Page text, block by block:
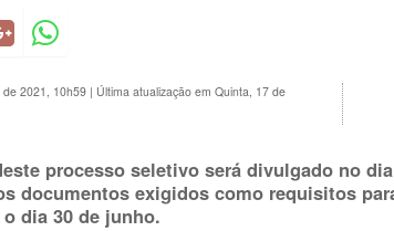
de 2021, 10h59 | Última atualização em Quinta, 17 de
processo seletivo será divulgado no
documentos exigidos como requisitos
dia 30 de junho.